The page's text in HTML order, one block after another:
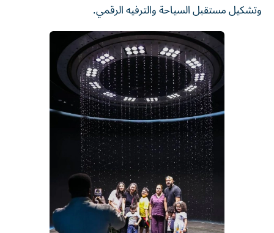
وتشكيل مستقبل السياحة والترفيه الرقمي.